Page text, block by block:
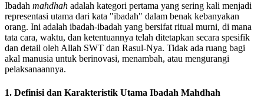
Ibadah mahdhah adalah kategori pertama yang sering kali menjadi
representasi utama dari kata "ibadah" dalam benak kebanyakan
orang. Ini adalah ibadah-ibadah yang bersifat ritual murni, di mana
tata cara, waktu, dan ketentuannya telah ditetapkan secara spesifik
dan detail oleh Allah SWT dan Rasul-Nya. Tidak ada ruang bagi
akal manusia untuk berinovasi, menambah, atau mengurangi
pelaksanaannya.
1. Definisi dan Karakteristik Utama Ibadah Mahdhah